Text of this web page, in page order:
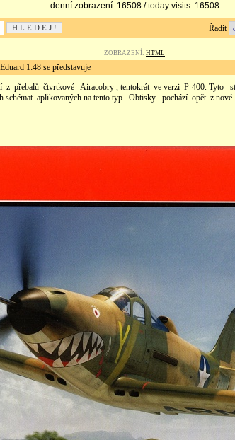
denní zobrazení: 16508 / today visits: 16508
Řadit
ZOBRAZENÍ: HTML
1:48 se představuje
přebalů čtvrtkové Airacobry , tentokrát ve verzi P-400. Tyto
aplikovaných na tento typ. Obtisky pochází opět z